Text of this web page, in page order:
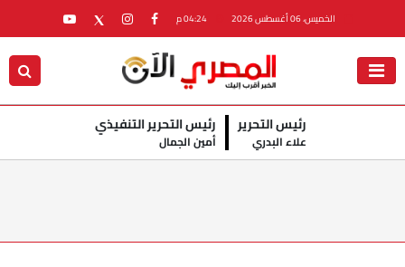
الخميس، 06 أغسطس 2026
رئيس التحرير
علاء البدري
رئيس التحرير التنفيذي
أمين الجمال